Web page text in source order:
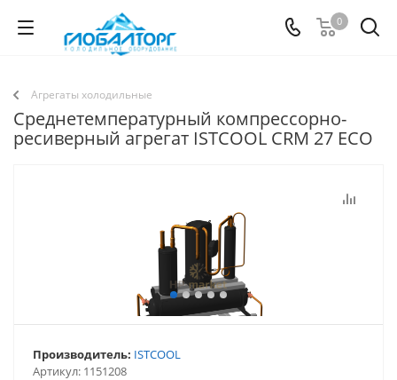
0
Агрегаты холодильные
Среднетемпературный компрессорно-
ресиверный агрегат ISTCOOL CRM 27 ECO
Артикул: 1151208
Производитель: ISTCOOL